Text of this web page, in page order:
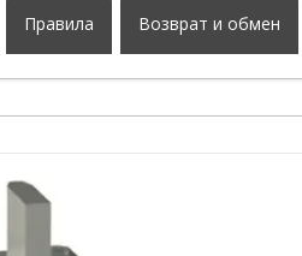
Правила Возврат и обмен